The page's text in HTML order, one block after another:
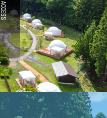
ACCESS